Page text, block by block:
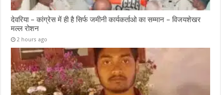
देवरिया – कांग्रेस में ही है सिर्फ जमीनी कार्यकर्ताओ का सम्मान – विजयशेखर
मल्ल रोशन
2 hours ago